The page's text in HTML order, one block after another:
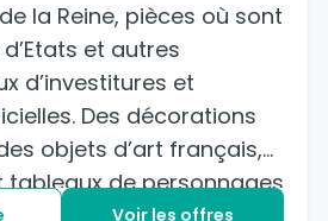
la Reine, pièces où sont
et autres
d’investitures et
Des décorations
objets d’art français,
de personnages
Voir les offres